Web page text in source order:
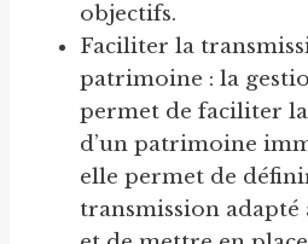
objectifs.
Faciliter la
patrimoine : la
permet de faciliter
d’un patrimoine
elle permet de
transmission adapté